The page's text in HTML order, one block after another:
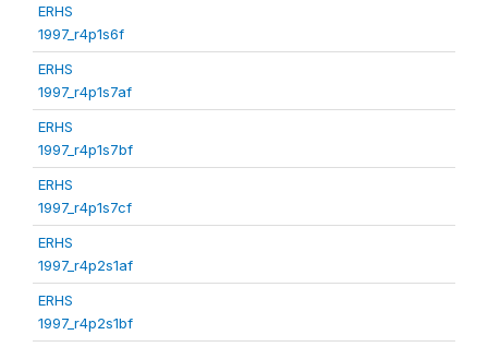
ERHS
1997_r4p1s6f
ERHS
1997_r4p1s7af
ERHS
1997_r4p1s7bf
ERHS
1997_r4p1s7cf
ERHS
1997_r4p2s1af
ERHS
1997_r4p2s1bf